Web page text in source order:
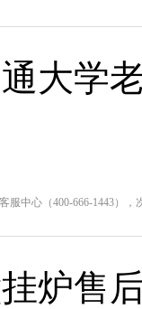
大学
中心（400-666-1443）
炉售